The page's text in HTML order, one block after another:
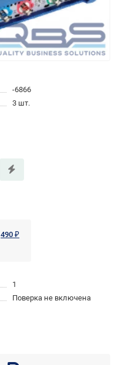
-6866
3 шт.
490 ₽
1
Поверка не включена